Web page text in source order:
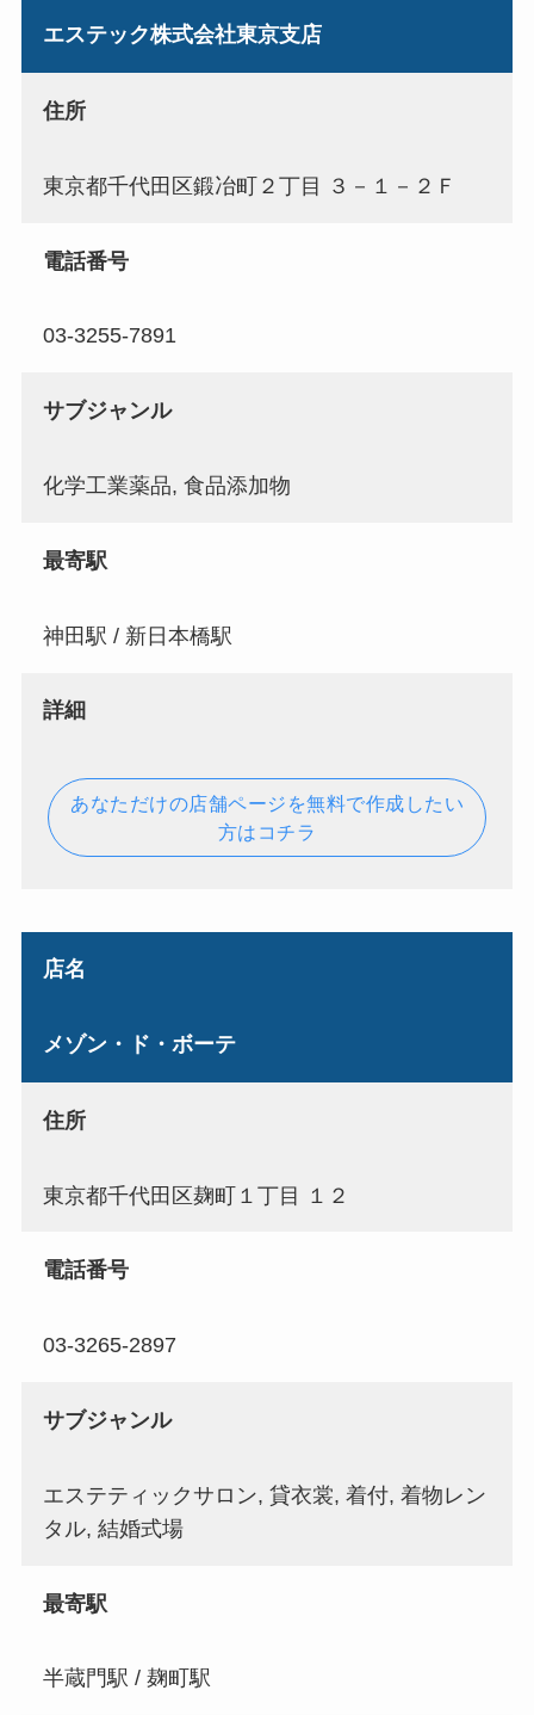
エステック株式会社東京支店
住所
東京都千代田区鍛冶町２丁目 ３－１－２Ｆ
電話番号
03-3255-7891
サブジャンル
化学工業薬品, 食品添加物
最寄駅
神田駅 / 新日本橋駅
詳細
あなただけの店舗ページを無料で作成したい
方はコチラ
店名
メゾン・ド・ボーテ
住所
東京都千代田区麹町１丁目 １２
電話番号
03-3265-2897
サブジャンル
エステティックサロン, 貸衣裳, 着付, 着物レン
タル, 結婚式場
最寄駅
半蔵門駅 / 麹町駅